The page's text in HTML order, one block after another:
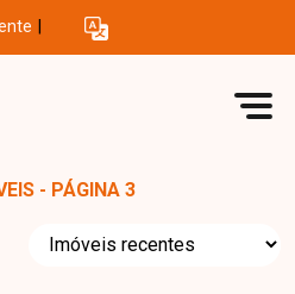
- PÁGINA 3